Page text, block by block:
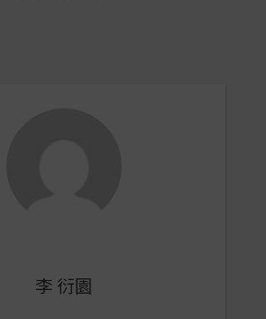
李 衍園